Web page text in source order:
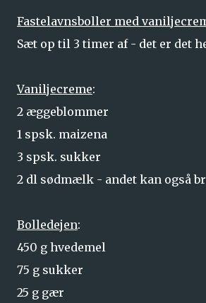
Fastelavnsboller med
Sæt op til 3 timer af - det er det
Vaniljecreme:
2 æggeblommer
1 spsk. maizena
3 spsk. sukker
2 dl sødmælk - andet kan også
Bolledejen:
450 g hvedemel
75 g sukker
25 g gær